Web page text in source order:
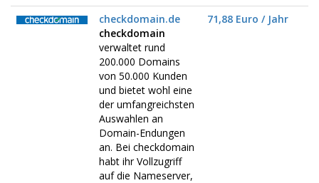
checkdomain.de
checkdomain
verwaltet rund
200.000 Domains
von 50.000 Kunden
und bietet wohl eine
der umfangreichsten
Auswahlen an
Domain-Endungen
an. Bei checkdomain
habt ihr Vollzugriff
auf die Nameserver,
71,88 Euro / Jahr